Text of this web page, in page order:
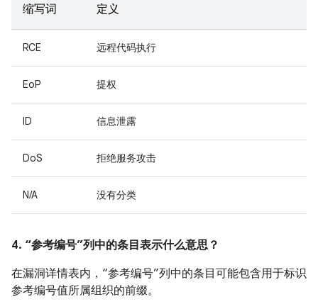
缩写词 定义
RCE 远程代码执行
EoP 提权
ID 信息泄露
DoS 拒绝服务攻击
N/A 没有分类
4. “参考编号”列中的条目表示什么意思？
在漏洞详情表内，“参考编号”列中的条目可能包含用于标识
参考编号值所属组织的前缀。